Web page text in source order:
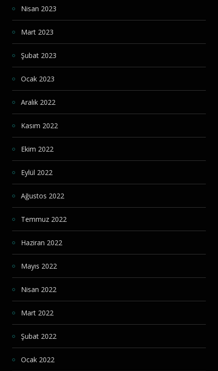
Nisan 2023
Mart 2023
Şubat 2023
Ocak 2023
Aralık 2022
Kasım 2022
Ekim 2022
Eylül 2022
Ağustos 2022
Temmuz 2022
Haziran 2022
Mayıs 2022
Nisan 2022
Mart 2022
Şubat 2022
Ocak 2022